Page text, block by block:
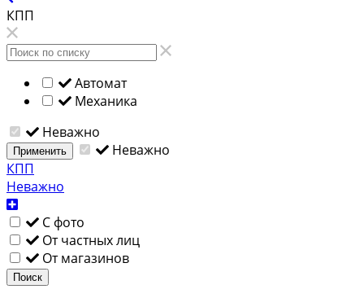
КПП
Автомат
Механика
Неважно
Применить
Неважно
КПП
Неважно
С фото
От частных лиц
От магазинов
Поиск